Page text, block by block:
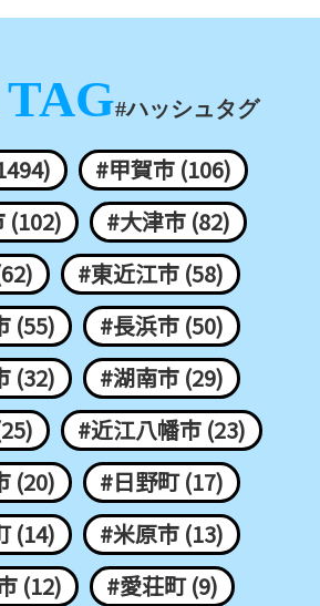
#ハッシュタグ
#甲賀市 (106)
(102)
#大津市 (82)
#東近江市 (58)
(55)
#長浜市 (50)
(32)
#湖南市 (29)
#近江八幡市 (23)
(20)
#日野町 (17)
(14)
#米原市 (13)
(12)
#愛荘町 (9)